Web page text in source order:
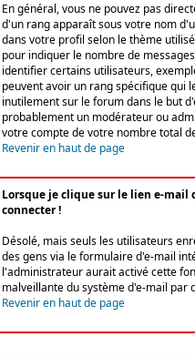
En général, vous ne pouvez pas
d'un rang apparaît sous votre nom
dans votre profil selon le thème
pour indiquer le nombre de
identifier certains utilisateurs,
peuvent avoir un rang spécifique qui
inutilement sur le forum dans le but
probablement un modérateur ou
votre compte de votre nombre total
Revenir en haut de page
Lorsque je clique sur le lien e-
connecter !
Désolé, mais seuls les utilisateurs
des gens via le formulaire d'e-mail
l'administrateur aurait activé cette
malveillante du système d'e-mail par
Revenir en haut de page